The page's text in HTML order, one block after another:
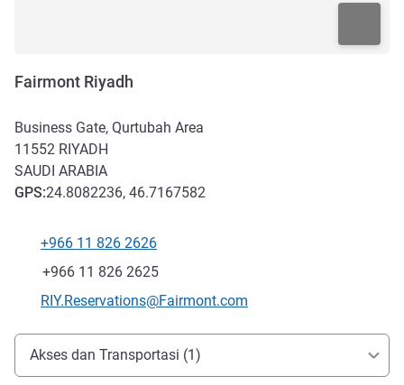
Fairmont Riyadh
Business Gate, Qurtubah Area
11552 RIYADH
SAUDI ARABIA
GPS:24.8082236, 46.7167582
Telepon
+966 11 826 2626
Fax
+966 11 826 2625
Email kontak
RIY.Reservations@Fairmont.com
Akses dan Transportasi
Akses dan Transportasi (1)